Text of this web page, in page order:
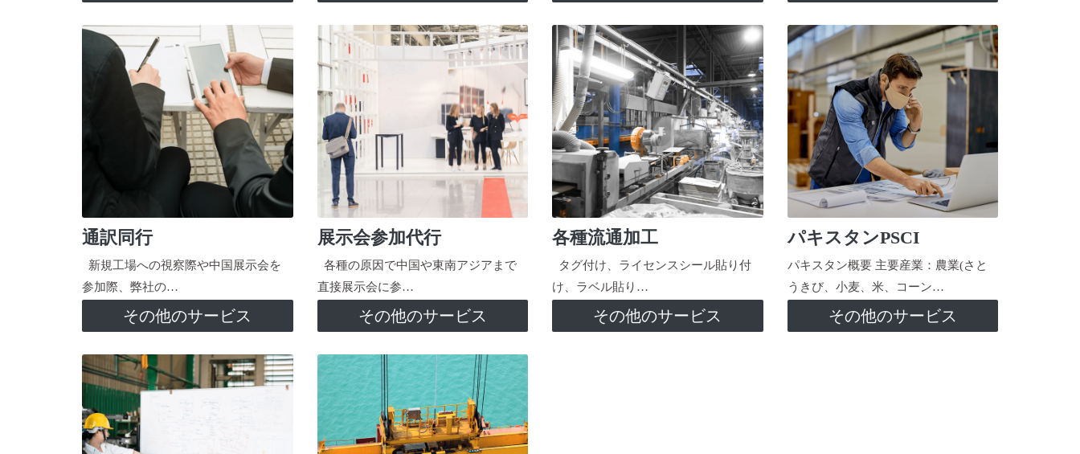
通訳同行
新規工場への視察際や中国展示会を
参加際、弊社の…
その他のサービス
展示会参加代行
各種の原因で中国や東南アジアまで
直接展示会に参…
その他のサービス
各種流通加工
タグ付け、ライセンスシール貼り付
け、ラベル貼り…
その他のサービス
パキスタンPSCI
パキスタン概要 主要産業：農業(さと
うきび、小麦、米、コーン…
その他のサービス